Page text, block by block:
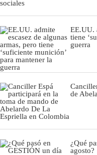
EE.UU.
tiene
guerra
de
¿Qué
agosto?